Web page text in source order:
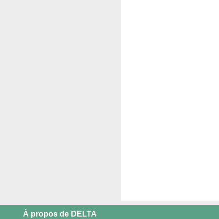
À propos de DELTA